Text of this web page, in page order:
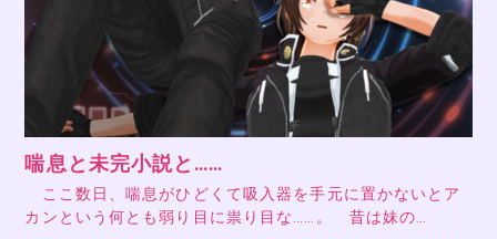
喘息と未完小説と……
ここ数日、喘息がひどくて吸入器を手元に置かないとア
カンという何とも弱り目に祟り目な……。 昔は妹の…